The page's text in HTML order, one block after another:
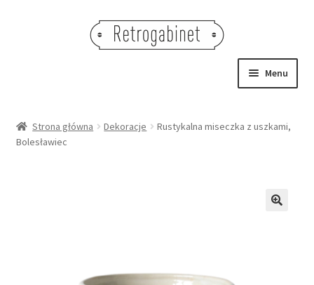
Menu
OBRAZY
Strona główna Dekoracje
Rustykalna miseczka z uszkami,
Bolesławiec